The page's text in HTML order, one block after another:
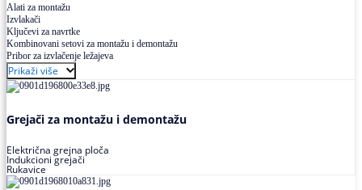
Alati za montažu
Izvlakači
Ključevi za navrtke
Kombinovani setovi za montažu i demontažu
Pribor za izvlačenje ležajeva
Prikaži više
Grejači za montažu i demontažu
Električna grejna ploča
Indukcioni grejači
Rukavice